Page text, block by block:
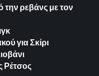
την ρεβάνς με τον
για Σκίρι
Ρέτσος